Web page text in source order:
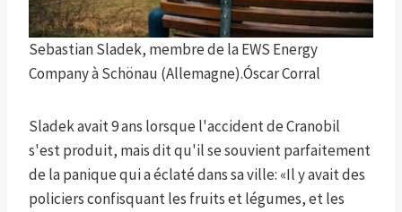
Sebastian Sladek, membre de la EWS Energy
Company à Schönau (Allemagne).Óscar Corral
Sladek avait 9 ans lorsque l'accident de Cranobil
s'est produit, mais dit qu'il se souvient parfaitement
de la panique qui a éclaté dans sa ville: «Il y avait des
policiers confisquant les fruits et légumes, et les